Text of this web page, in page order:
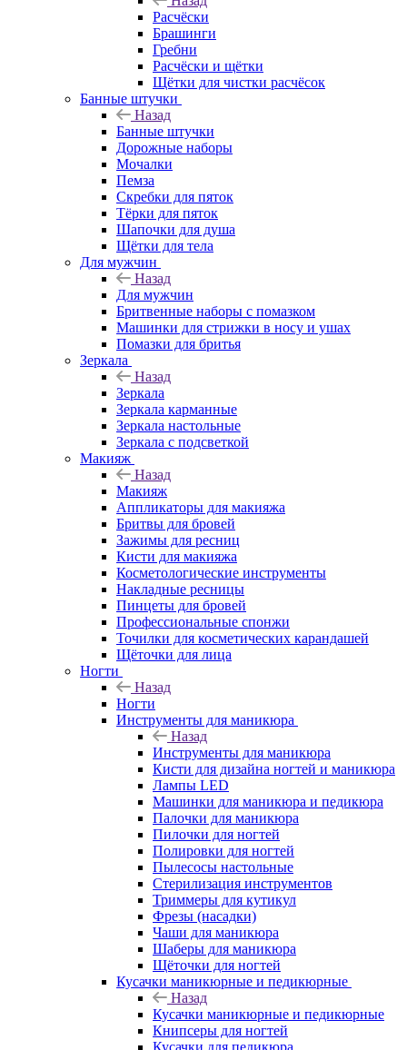
Расчёски
Брашинги
Гребни
Расчёски и щётки
Щётки для чистки расчёсок
Банные штучки
Назад
Банные штучки
Дорожные наборы
Мочалки
Пемза
Скребки для пяток
Тёрки для пяток
Шапочки для душа
Щётки для тела
Для мужчин
Назад
Для мужчин
Бритвенные наборы с помазком
Машинки для стрижки в носу и ушах
Помазки для бритья
Зеркала
Назад
Зеркала
Зеркала карманные
Зеркала настольные
Зеркала с подсветкой
Макияж
Назад
Макияж
Аппликаторы для макияжа
Бритвы для бровей
Зажимы для ресниц
Кисти для макияжа
Косметологические инструменты
Накладные ресницы
Пинцеты для бровей
Профессиональные спонжи
Точилки для косметических карандашей
Щёточки для лица
Ногти
Назад
Ногти
Инструменты для маникюра
Назад
Инструменты для маникюра
Кисти для дизайна ногтей и маникюра
Лампы LED
Машинки для маникюра и педикюра
Палочки для маникюра
Пилочки для ногтей
Полировки для ногтей
Пылесосы настольные
Стерилизация инструментов
Триммеры для кутикул
Фрезы (насадки)
Чаши для маникюра
Шаберы для маникюра
Щёточки для ногтей
Кусачки маникюрные и педикюрные
Назад
Кусачки маникюрные и педикюрные
Книпсеры для ногтей
Кусачки для педикюра